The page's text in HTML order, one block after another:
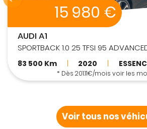
14 980 €
VOLKSWAGEN GOLF
2.0L TDI 150ch BLUEMOTION
97 500 Km 2013 DIESEL
* Dès 188.52€/mois voir les
Voir tous nos